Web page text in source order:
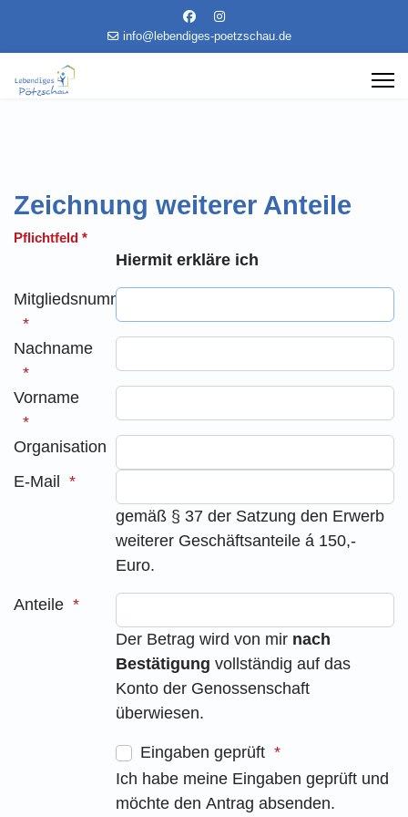
info@lebendiges-poetzschau.de
Zeichnung weiterer Anteile
Pflichtfeld *
Hiermit erkläre ich
Mitgliedsnummer
Nachname
Vorname
Organisation
E-Mail
gemäß § 37 der Satzung den Erwerb
weiterer Geschäftsanteile á 150,-
Euro.
Anteile
Der Betrag wird von mir nach
Bestätigung vollständig auf das
Konto der Genossenschaft
überwiesen.
Eingaben geprüft
Ich habe meine Eingaben geprüft und
möchte den Antrag absenden.